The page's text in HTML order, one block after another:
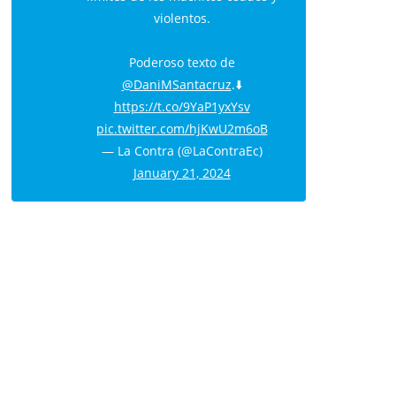
violentos.
Poderoso texto de
@DaniMSantacruz.⬇️
https://t.co/9YaP1yxYsv
pic.twitter.com/hjKwU2m6oB
— La Contra (@LaContraEc)
January 21, 2024